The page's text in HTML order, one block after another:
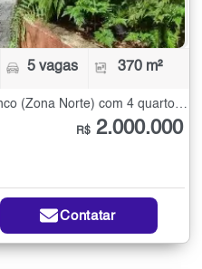
5 vagas 370 m²
Sobrado à Venda no Barro Branco (Zona Norte) com 4 quartos - 370 m²
R$ 2.000.000
Contatar